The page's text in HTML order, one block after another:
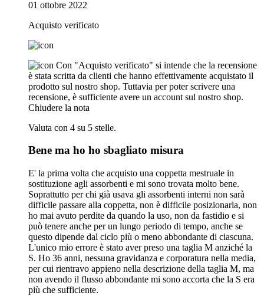
01 ottobre 2022
Acquisto verificato
Con "Acquisto verificato" si intende che la recensione
è stata scritta da clienti che hanno effettivamente acquistato il
prodotto sul nostro shop. Tuttavia per poter scrivere una
recensione, è sufficiente avere un account sul nostro shop.
Chiudere la nota
Valuta con 4 su 5 stelle.
Bene ma ho ho sbagliato misura
E' la prima volta che acquisto una coppetta mestruale in
sostituzione agli assorbenti e mi sono trovata molto bene.
Soprattutto per chi già usava gli assorbenti interni non sarà
difficile passare alla coppetta, non è difficile posizionarla, non
ho mai avuto perdite da quando la uso, non da fastidio e si
può tenere anche per un lungo periodo di tempo, anche se
questo dipende dal ciclo più o meno abbondante di ciascuna.
L'unico mio errore è stato aver preso una taglia M anziché la
S. Ho 36 anni, nessuna gravidanza e corporatura nella media,
per cui rientravo appieno nella descrizione della taglia M, ma
non avendo il flusso abbondante mi sono accorta che la S era
più che sufficiente.